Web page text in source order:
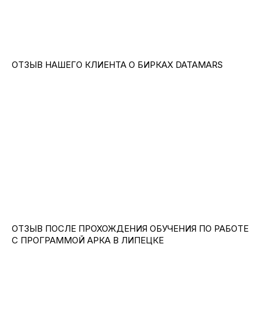
ОТЗЫВ НАШЕГО КЛИЕНТА О БИРКАХ DATAMARS
ОТЗЫВ ПОСЛЕ ПРОХОЖДЕНИЯ ОБУЧЕНИЯ ПО РАБОТЕ
С ПРОГРАММОЙ АРКА В ЛИПЕЦКЕ